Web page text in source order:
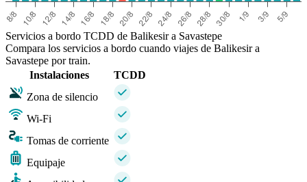
Servicios a bordo TCDD de Balikesir a Savastepe
Compara los servicios a bordo cuando viajes de Balikesir a
Savastepe por train.
Instalaciones
TCDD
Zona de silencio
Wi-Fi
Tomas de corriente
Equipaje